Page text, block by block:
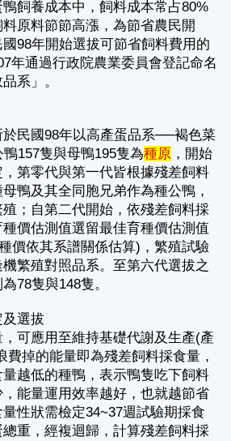
飼養成本中，飼料成本常占80%
原料節節高漲，為節省農民開
98年開始選拔可節省飼料費用的
年通過行政院農業委員會登記命名
系」。
民國98年以高產蛋品系──褐色菜
157隻與母鴨195隻為種原 ，開始
第零代與第一代皆根據殘差飼料
鴨及其全同胞兄弟作為種公鴨，
；自第二代開始，依殘差飼料採
價估測值選留最佳育種價估測值
價依其系譜關係估算)，繁殖試驗
繁殖對照品系。至第六代選拔之
78隻與148隻。
選拔
可應用至維持基礎代謝及生產(產
費掉的能量即為殘差飼料採食量，
越低的種鴨，表示鴨隻吃下飼料
能量運用效率越好，也就越節省
性狀需檢定34~37週試驗期採食
重，經複迴歸，計算殘差飼料採